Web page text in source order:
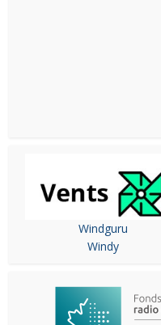
Windguru
Windy